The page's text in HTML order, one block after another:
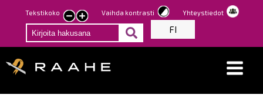
Hyppää
pääsisältöön
Tekstikoko
Pienennä
tekstin
kokoa
Suurenna
tekstin
kokoa
Vaihda kontrasti Yhteystiedot
FI